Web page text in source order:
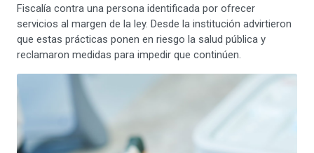
Fiscalía contra una persona identificada por ofrecer
servicios al margen de la ley. Desde la institución advirtieron
que estas prácticas ponen en riesgo la salud pública y
reclamaron medidas para impedir que continúen.